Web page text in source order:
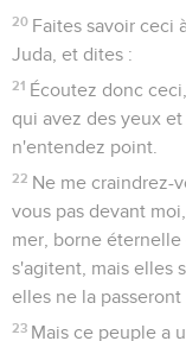
20 Faites savoir ceci
Juda, et dites :
21 Écoutez donc
qui avez des yeux
n'entendez point.
22 Ne me craindrez-
vous pas devant
mer, borne éternelle
s'agitent, mais elles
elles ne la passeront
23 Mais ce peuple a